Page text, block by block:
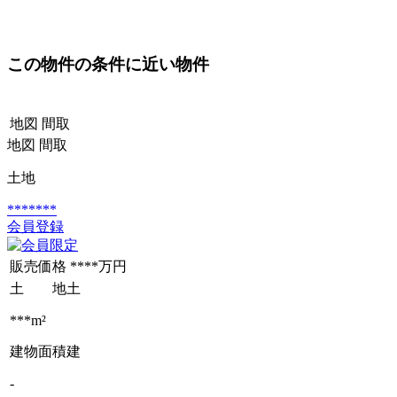
この物件の条件に近い物件
地図 間取
地図 間取
土地
*******
会員登録
販売価格 ****万円
土 地土
***m²
建物面積建
-